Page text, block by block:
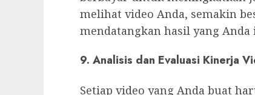
melihat video Anda, semakin
mendatangkan hasil yang Anda
9. Analisis dan Evaluasi Kinerja
Setiap video yang Anda buat